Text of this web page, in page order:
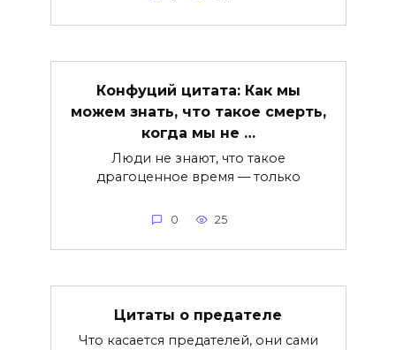
Конфуций цитата: Как мы
можем знать, что такое смерть,
когда мы не …
Люди не знают, что такое
драгоценное время — только
0 25
Цитаты о предателе
Что касается предателей, они сами